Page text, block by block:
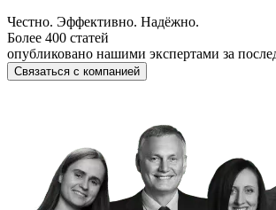
Честно. Эффективно. Надёжно.
Более 400 статей
опубликовано нашими экспертами за
Связаться с компанией